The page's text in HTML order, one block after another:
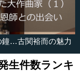
鐘…古関裕而の魅力
生件数ランキ